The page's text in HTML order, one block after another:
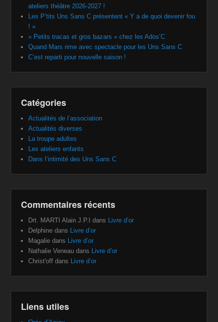
ateliers théâtre 2026-2027 !
Les P’tits Uns Sans C présentent « Y a de quoi devenir fou
! »
« Petits tracas et gros bazars » chez les Ados’C
Quand Mars rime avec spectacle pour les Uns Sans C
C’est reparti pour nouvelle saison !
Catégories
Actualités de l’association
Actualités diverses
La troupe adultes
Les ateliers enfants
Dans l’intimité des Uns Sans C
Commentaires récents
Drt. MARTI Alain J.P.I dans Livre d’or
Delphine dans Livre d’or
Magalie dans Livre d’or
Nathalie Veneau dans Livre d’or
Christ'off dans Livre d’or
Liens utiles